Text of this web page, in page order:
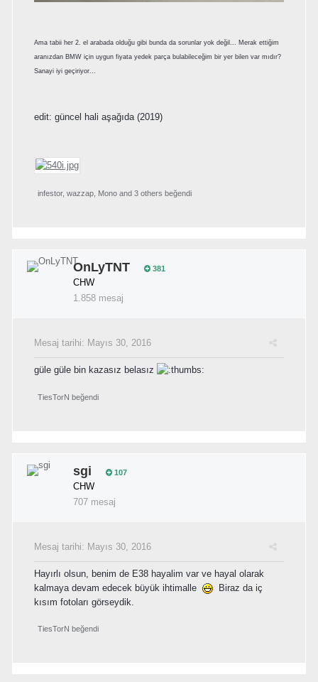
Ama tabii her 2. el arabada olduğu gibi bunda da sorunlar yok değil... Merak ettiğim
aranızdan BMW için uygun fiyata yedek parça bulabileceğim bir yer bilen var mıdır?
Sanayi iyi geçiriyor...
edit: güncel hali aşağıda (2019)
infestor, wazzap Mono and 3 others beğendi
OnLyTNT 381
CHW
1.858 mesaj
Mesaj tarihi: Mayıs 30, 2016
güle güle bin kazasız belasız
TiesTorN beğendi
sgi 107
CHW
707 mesaj
Mesaj tarihi: Mayıs 30, 2016
Hayırlı olsun, benim de E38 hayalim var ve hayal olarak
kalmaya devam edecek büyük ihtimalle
Biraz da iç
kısım fotoları görseydik.
TiesTorN beğendi